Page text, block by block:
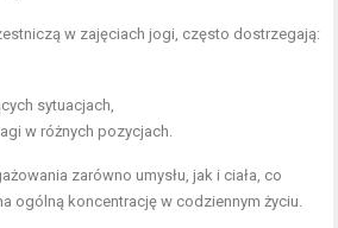
w zajęciach jogi, często dostrzegają:
sytuacjach,
w różnych pozycjach.
zarówno umysłu, jak i ciała, co
ogólną koncentrację w codziennym życiu.